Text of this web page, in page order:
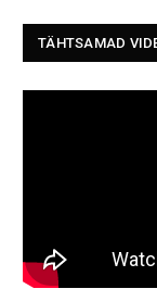
TÄHTSAMAD